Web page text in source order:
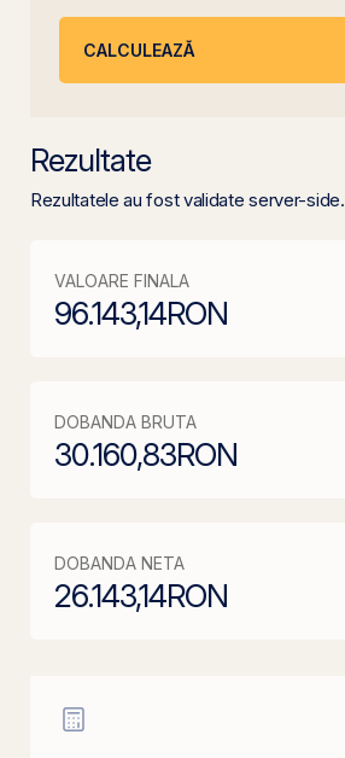
CALCULEAZĂ
Rezultate
Rezultatele au fost validate server-side.
VALOARE FINALA
96.143,14RON
DOBANDA BRUTA
30.160,83RON
DOBANDA NETA
26.143,14RON